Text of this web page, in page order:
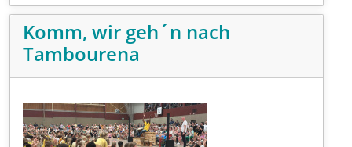
Komm, wir geh´n nach
Tambourena